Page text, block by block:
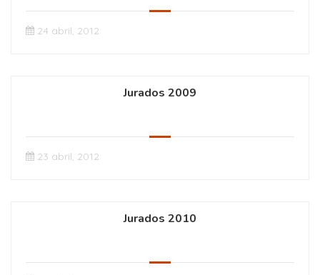
24 abril, 2012
Jurados 2009
23 abril, 2012
Jurados 2010